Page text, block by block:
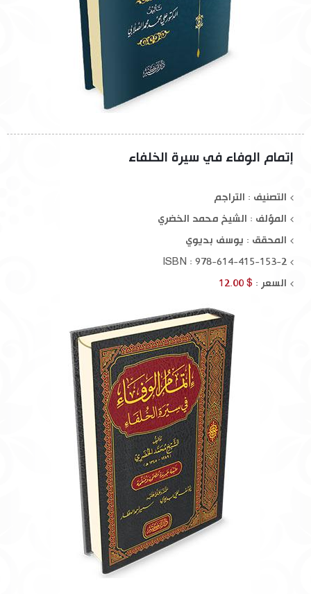
إتمام الوفاء في سيرة الخلفاء
التصنيف : التراجم
المؤلف : الشيخ محمد الخضري
المحقق : يوسف بديوي
ISBN : 978-614-415-153-2
السعر : $ 12.00